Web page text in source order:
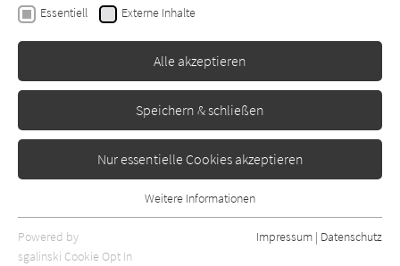
Gretchen Berg
Die Telefonistin: Mrs.
Dalton hört mit
Diana
Essentiell Externe Inhalte
Alle akzeptieren
Speichern & schließen
Nur essentielle Cookies akzeptieren
Essentielle Cookies werden für grundlegende Funktionen der
Webseite benötigt. Dadurch ist gewährleistet, dass die Webseite
Weitere Informationen
Powered by
sgalinski Cookie Opt In
Impressum | Datenschutz